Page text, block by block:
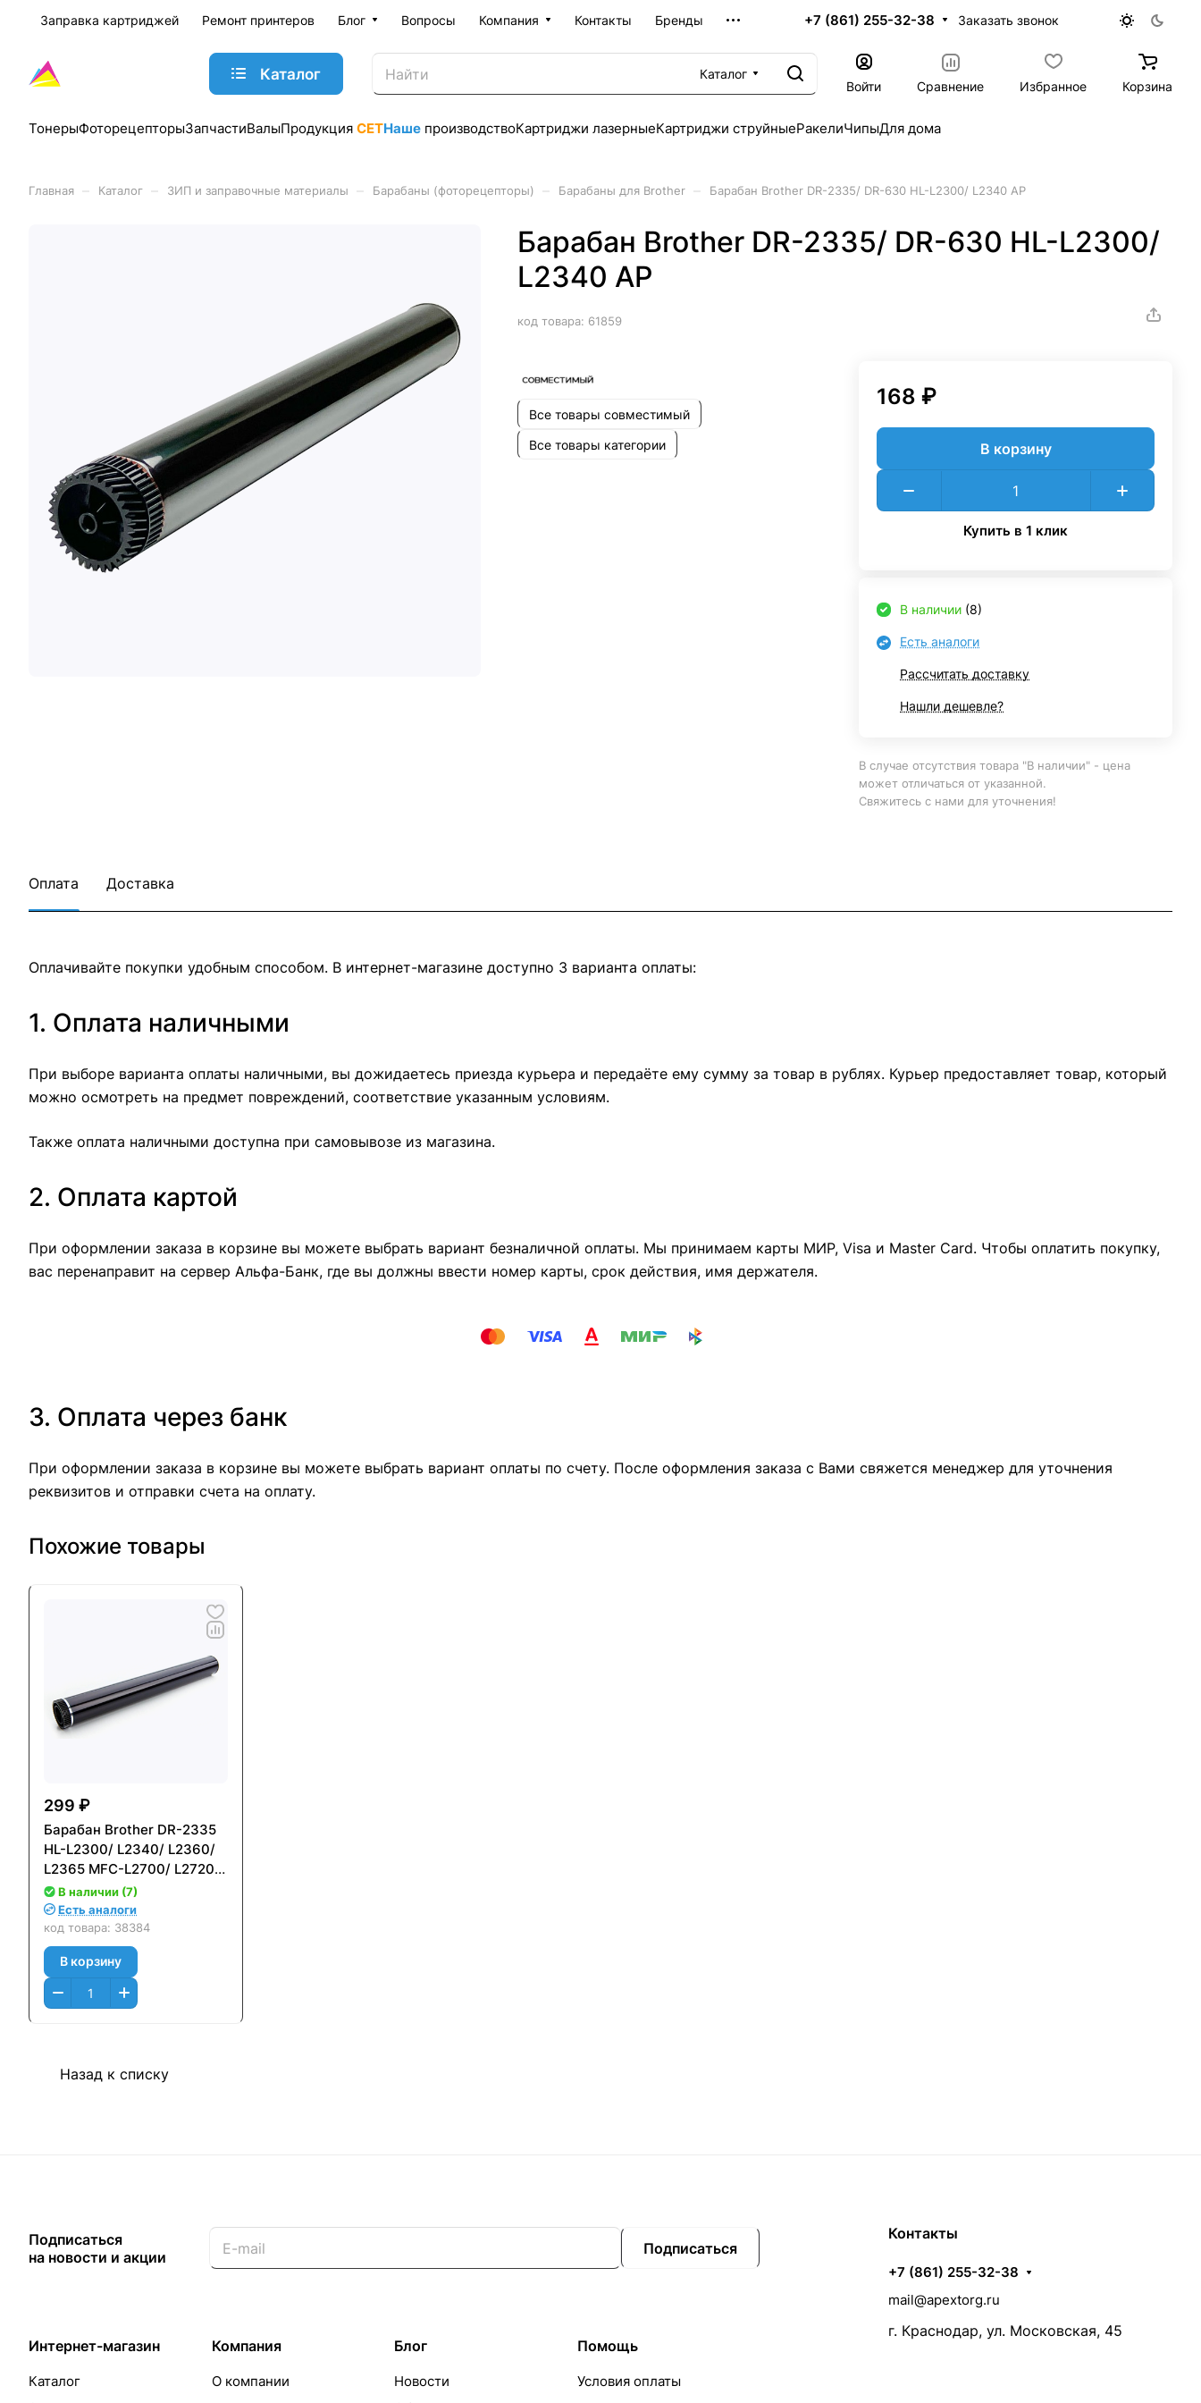
Заправка картриджей Ремонт принтеров Блог Вопросы Компания Контакты Бренды +7 (861) 255-32-38 Заказать звонок
Каталог
Каталог
Войти
Сравнение Избранное Корзина
ТонерыФоторецепторыЗапчастиВалыПродукция CETНаше производствоКартриджи лазерныеКартриджи струйныеРакелиЧипыДля дома
Главная Каталог ЗИП и заправочные материалы Барабаны (фоторецепторы) Барабаны для Brother Барабан Brother DR-2335/ DR-630 HL-L2300/ L2340 AP
Барабан Brother DR-2335/ DR-630 HL-L2300/
L2340 AP
код товара: 61859
Все товары совместимый
Все товары категории
168 ₽
В корзину
Купить в 1 клик
В наличии (8)
Есть аналоги
Рассчитать доставку
Нашли дешевле?
В случае отсутствия товара "В наличии" - цена
может отличаться от указанной.
Свяжитесь с нами для уточнения!
Оплата Доставка
Оплачивайте покупки удобным способом. В интернет-магазине доступно 3 варианта оплаты:
1. Оплата наличными
При выборе варианта оплаты наличными, вы дожидаетесь приезда курьера и передаёте ему сумму за товар в рублях. Курьер предоставляет товар, который
можно осмотреть на предмет повреждений, соответствие указанным условиям.
Также оплата наличными доступна при самовывозе из магазина.
2. Оплата картой
При оформлении заказа в корзине вы можете выбрать вариант безналичной оплаты. Мы принимаем карты МИР, Visa и Master Card. Чтобы оплатить покупку,
вас перенаправит на сервер Альфа-Банк, где вы должны ввести номер карты, срок действия, имя держателя.
3. Оплата через банк
При оформлении заказа в корзине вы можете выбрать вариант оплаты по счету. После оформления заказа с Вами свяжется менеджер для уточнения
реквизитов и отправки счета на оплату.
Похожие товары
299 ₽
Барабан Brother DR-2335
HL-L2300/ L2340/ L2360/
L2365 MFC-L2700/ L2720/
L2740 DCP-L2500/ L2520/
L2540/ L2560 (ФОТОВАЛ,
ФОТОБАРАБАН)
В наличии (7)
Есть аналоги
код товара: 38384
В корзину
Назад к списку
Подписаться
на новости и акции
Подписаться
Интернет-магазин
Каталог
Компания
О компании
Блог
Новости
Помощь
Условия оплаты
Контакты
+7 (861) 255-32-38
mail@apextorg.ru
г. Краснодар, ул. Московская, 45